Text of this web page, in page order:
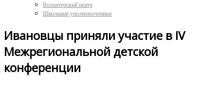
Волонтерский центр
Школьные уполномоченные
Ивановцы приняли участие в IV
Межрегиональной детской
конференции